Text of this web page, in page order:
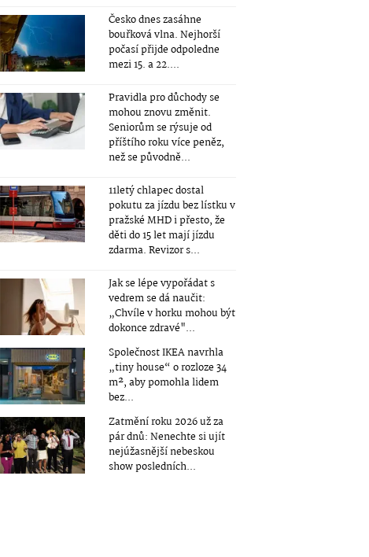
Česko dnes zasáhne
bouřková vlna. Nejhorší
počasí přijde odpoledne
mezi 15. a 22....
Pravidla pro důchody se
mohou znovu změnit.
Seniorům se rýsuje od
příštího roku více peněz,
než se původně...
11letý chlapec dostal
pokutu za jízdu bez lístku v
pražské MHD i přesto, že
děti do 15 let mají jízdu
zdarma. Revizor s...
Jak se lépe vypořádat s
vedrem se dá naučit:
„Chvíle v horku mohou být
dokonce zdravé"...
Společnost IKEA navrhla
„tiny house“ o rozloze 34
m², aby pomohla lidem
bez...
Zatmění roku 2026 už za
pár dnů: Nenechte si ujít
nejúžasnější nebeskou
show posledních...